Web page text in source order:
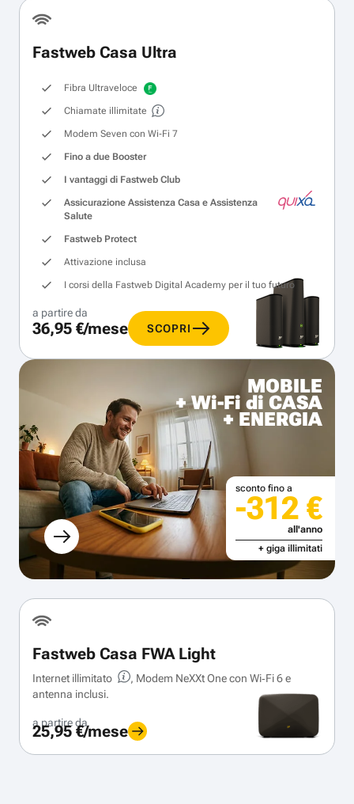
Fastweb Casa Ultra
Fibra Ultraveloce
Chiamate illimitate
Modem Seven con Wi‑Fi 7
Fino a due Booster
I vantaggi di Fastweb Club
Assicurazione Assistenza Casa e Assistenza
Salute
Fastweb Protect
Attivazione inclusa
I corsi della Fastweb Digital Academy per il tuo futuro
a partire da
36,95 €/mese SCOPRI
MOBILE
+ Wi-Fi di CASA
+ ENERGIA
sconto fino a
-312 €
all'anno
+ giga illimitati
Fastweb Casa FWA Light
Internet illimitato
, Modem NeXXt One con Wi‑Fi 6 e
antenna inclusi.
a partire da
25,95 €/mese